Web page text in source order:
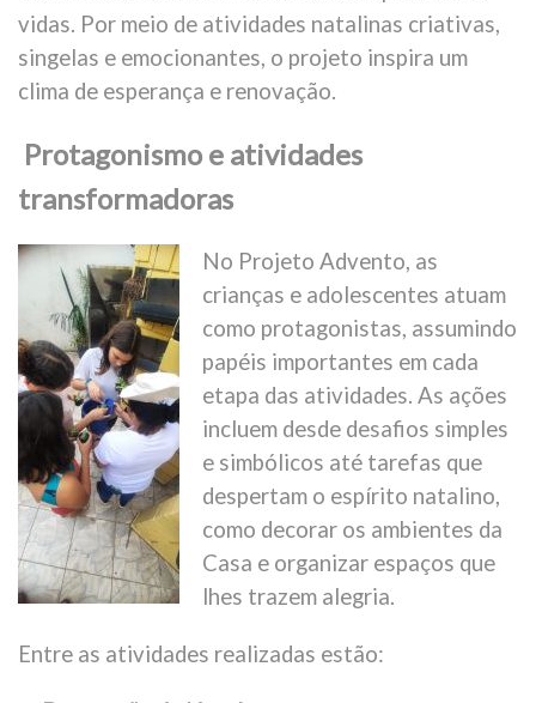
vidas. Por meio de atividades natalinas criativas,
singelas e emocionantes, o projeto inspira um
clima de esperança e renovação.
Protagonismo e atividades
transformadoras
No Projeto Advento, as
crianças e adolescentes atuam
como protagonistas, assumindo
papéis importantes em cada
etapa das atividades. As ações
incluem desde desafios simples
e simbólicos até tarefas que
despertam o espírito natalino,
como decorar os ambientes da
Casa e organizar espaços que
lhes trazem alegria.
Entre as atividades realizadas estão: